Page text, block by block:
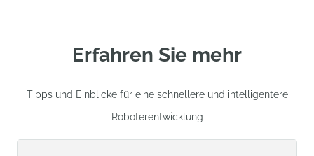
Erfahren Sie mehr
Tipps und Einblicke für eine schnellere und intelligentere
Roboterentwicklung